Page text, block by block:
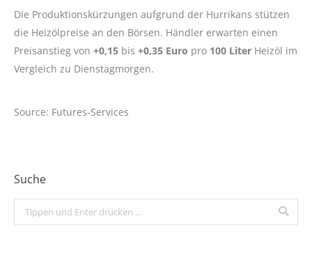
Die Produktionskürzungen aufgrund der Hurrikans stützen
die Heizölpreise an den Börsen. Händler erwarten einen
Preisanstieg von +0,15 bis +0,35 Euro pro 100 Liter Heizöl im
Vergleich zu Dienstagmorgen.
Source: Futures-Services
Suche
Search: